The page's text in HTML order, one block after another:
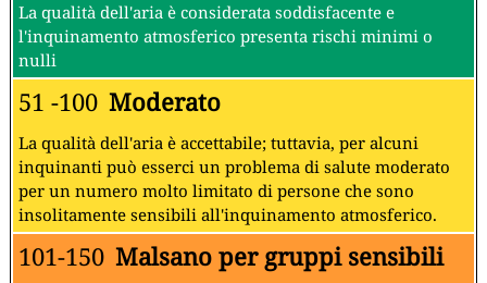
La qualità dell'aria è considerata soddisfacente e
l'inquinamento atmosferico presenta rischi minimi o
nulli
51 -100 Moderato
La qualità dell'aria è accettabile; tuttavia, per alcuni
inquinanti può esserci un problema di salute moderato
per un numero molto limitato di persone che sono
insolitamente sensibili all'inquinamento atmosferico.
101-150 Malsano per gruppi sensibili